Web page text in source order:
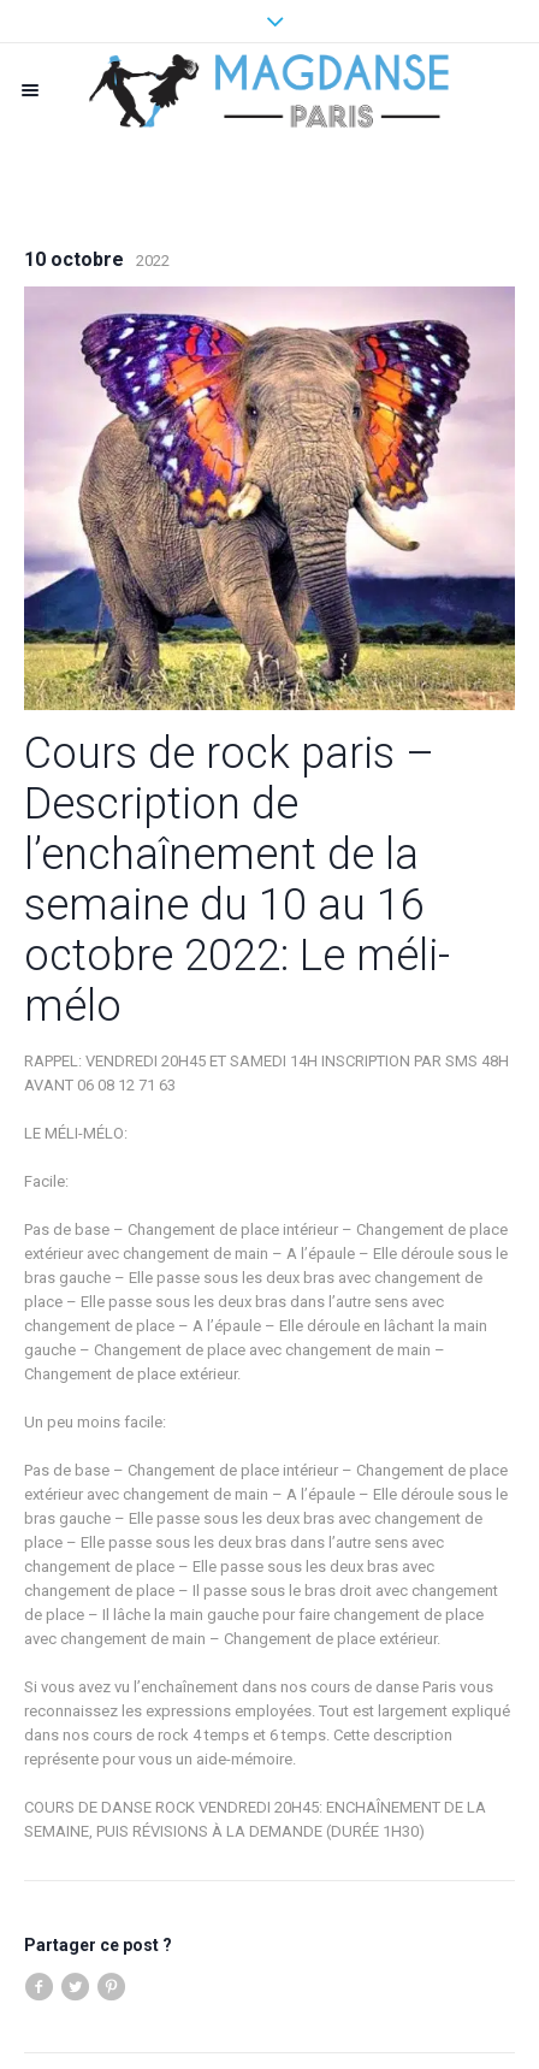
10 octobre 2022
Cours de rock paris –
Description de
l’enchaînement de la
semaine du 10 au 16
octobre 2022: Le méli-
mélo
RAPPEL: VENDREDI 20H45 ET SAMEDI 14H INSCRIPTION PAR SMS 48H
AVANT 06 08 12 71 63
LE MÉLI-MÉLO:
Facile:
Pas de base – Changement de place intérieur – Changement de place
extérieur avec changement de main – A l’épaule – Elle déroule sous le
bras gauche – Elle passe sous les deux bras avec changement de
place – Elle passe sous les deux bras dans l’autre sens avec
changement de place – A l’épaule – Elle déroule en lâchant la main
gauche – Changement de place avec changement de main –
Changement de place extérieur.
Un peu moins facile:
Pas de base – Changement de place intérieur – Changement de place
extérieur avec changement de main – A l’épaule – Elle déroule sous le
bras gauche – Elle passe sous les deux bras avec changement de
place – Elle passe sous les deux bras dans l’autre sens avec
changement de place – Elle passe sous les deux bras avec
changement de place – Il passe sous le bras droit avec changement
de place – Il lâche la main gauche pour faire changement de place
avec changement de main – Changement de place extérieur.
Si vous avez vu l’enchaînement dans nos cours de danse Paris vous
reconnaissez les expressions employées. Tout est largement expliqué
dans nos cours de rock 4 temps et 6 temps. Cette description
représente pour vous un aide-mémoire.
COURS DE DANSE ROCK VENDREDI 20H45: ENCHAÎNEMENT DE LA
SEMAINE, PUIS RÉVISIONS À LA DEMANDE (DURÉE 1H30)
Partager ce post ?